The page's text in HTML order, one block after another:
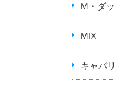
M・ダッ
MIX
キャバ